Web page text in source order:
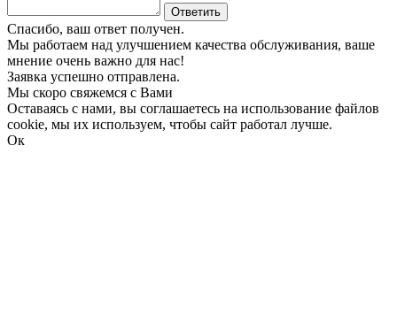
Ответить
Спасибо, ваш ответ получен.
Мы работаем над улучшением качества обслуживания, ваше
мнение очень важно для нас!
Заявка успешно отправлена.
Мы скоро свяжемся с Вами
Оставаясь с нами, вы соглашаетесь на использование файлов
cookie, мы их используем, чтобы сайт работал лучше.
Ок